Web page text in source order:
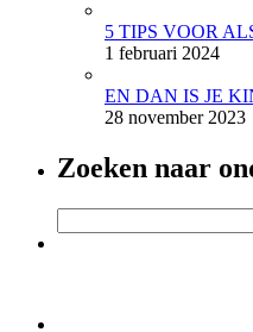
5 TIPS VOOR
1 februari 2024
EN DAN IS JE
28 november 2023
Zoeken naar
naar: